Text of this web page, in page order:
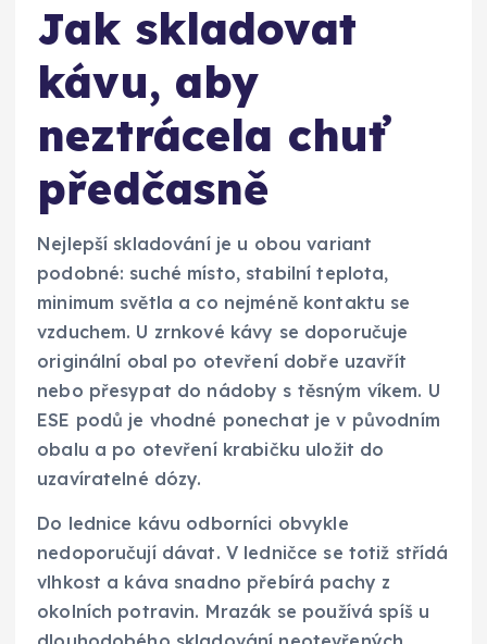
Jak skladovat
kávu, aby
neztrácela chuť
předčasně
Nejlepší skladování je u obou variant
podobné: suché místo, stabilní teplota,
minimum světla a co nejméně kontaktu se
vzduchem. U zrnkové kávy se doporučuje
originální obal po otevření dobře uzavřít
nebo přesypat do nádoby s těsným víkem. U
ESE podů je vhodné ponechat je v původním
obalu a po otevření krabičku uložit do
uzavíratelné dózy.
Do lednice kávu odborníci obvykle
nedoporučují dávat. V ledničce se totiž střídá
vlhkost a káva snadno přebírá pachy z
okolních potravin. Mrazák se používá spíš u